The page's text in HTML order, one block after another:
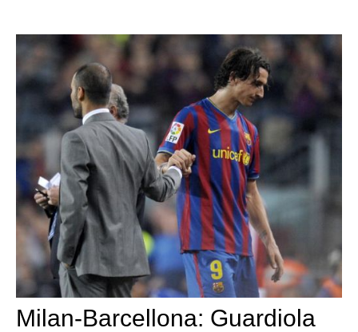
Milan-Barcellona: Guardiola